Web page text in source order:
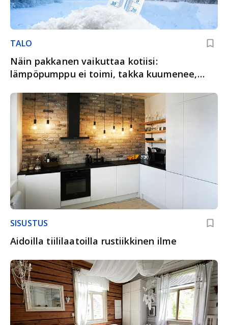
TALO
Näin pakkanen vaikuttaa kotiisi:
lämpöpumppu ei toimi, takka kuumenee,
SISUSTUS
Aidoilla tiililaatoilla rustiikkinen ilme